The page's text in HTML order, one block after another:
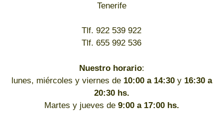
Tenerife
Tlf. 922 539 922
Tlf. 655 992 536
Nuestro horario:
lunes, miércoles y viernes de 10:00 a 14:30y 16:30 a
20:30 hs.
Martes y jueves de 9:00 a 17:00 hs.